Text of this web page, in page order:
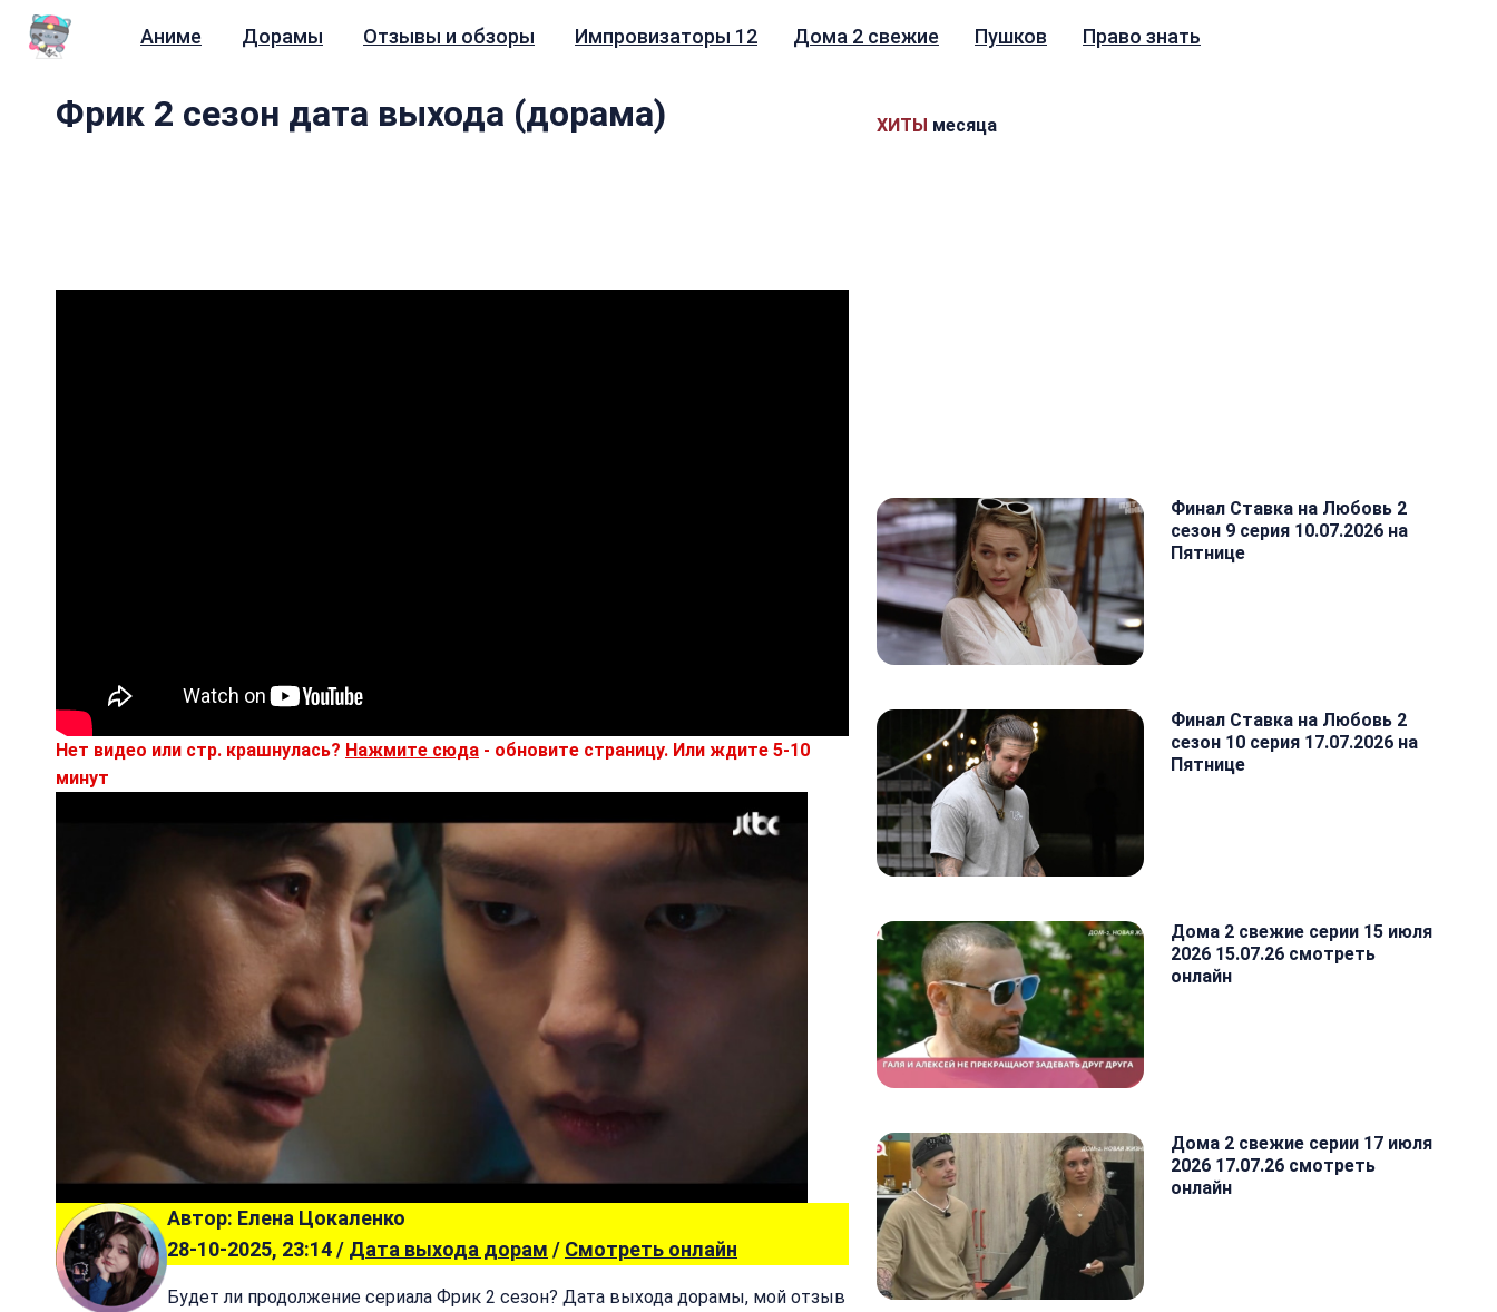
Аниме Дорамы Отзывы и обзоры Импровизаторы 12 Дома 2 свежие Пушков Право знать
ХИТЫ месяца
Финал Ставка на Любовь 2
сезон 9 серия 10.07.2026 на
Пятнице
Финал Ставка на Любовь 2
сезон 10 серия 17.07.2026 на
Пятнице
Дома 2 свежие серии 15 июля
2026 15.07.26 смотреть
онлайн
Дома 2 свежие серии 17 июля
2026 17.07.26 смотреть
онлайн
Фрик 2 сезон дата выхода (дорама)
Нет видео или стр. крашнулась? Нажмите сюда - обновите страницу. Или ждите 5-10
минут
Автор: Елена Цокаленко
28-10-2025, 23:14 / Дата выхода дорам / Смотреть онлайн
Будет ли продолжение сериала Фрик 2 сезон? Дата выхода дорамы, мой отзыв